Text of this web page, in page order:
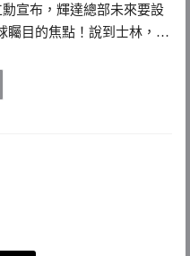
宣布，輝達總部未來要設
矚目的焦點！說到士林，…